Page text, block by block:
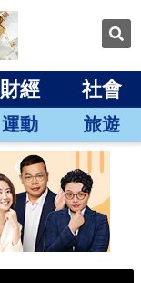
財經 社會
運動 旅遊